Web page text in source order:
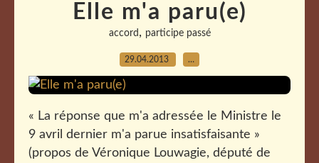
Elle m'a paru(e)
accord , participe passé
29.04.2013 …
« La réponse que m'a adressée le Ministre le
9 avril dernier m'a parue insatisfaisante »
(propos de Véronique Louwagie, député de